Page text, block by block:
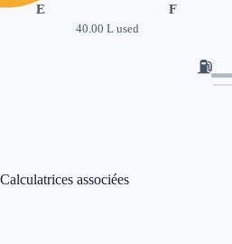
E F
40.00 L used
⛽
Calculatrices associées